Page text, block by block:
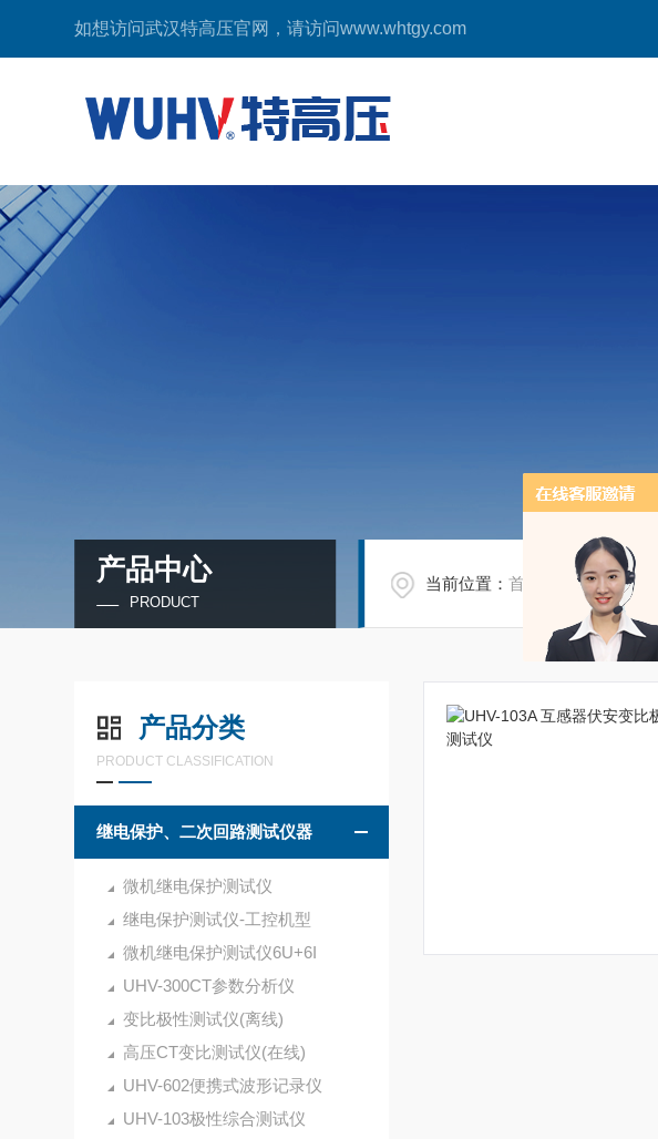
如想访问武汉特高压官网，请访问www.whtgy.com
产品中心
PRODUCT
当前位置：首页 产品中心/
产品分类
PRODUCT CLASSIFICATION
继电保护、二次回路测试仪器
微机继电保护测试仪
继电保护测试仪-工控机型
微机继电保护测试仪6U+6I
UHV-300CT参数分析仪
变比极性测试仪(离线)
高压CT变比测试仪(在线)
UHV-602便携式波形记录仪
UHV-103极性综合测试仪